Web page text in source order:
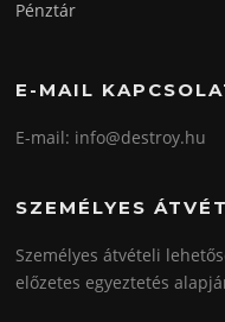
Pénztár
E-MAIL
E-mail: info@destroy.hu
SZEMÉLYES
Személyes átvételi
előzetes egyeztetés